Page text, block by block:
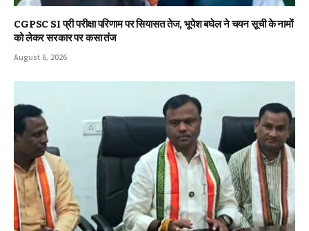
CGPSC SI प्री परीक्षा परिणाम पर सियासत तेज, भूपेश बघेल ने चयन सूची के नामों
को लेकर सरकार पर कसा तंज
August 6, 2026